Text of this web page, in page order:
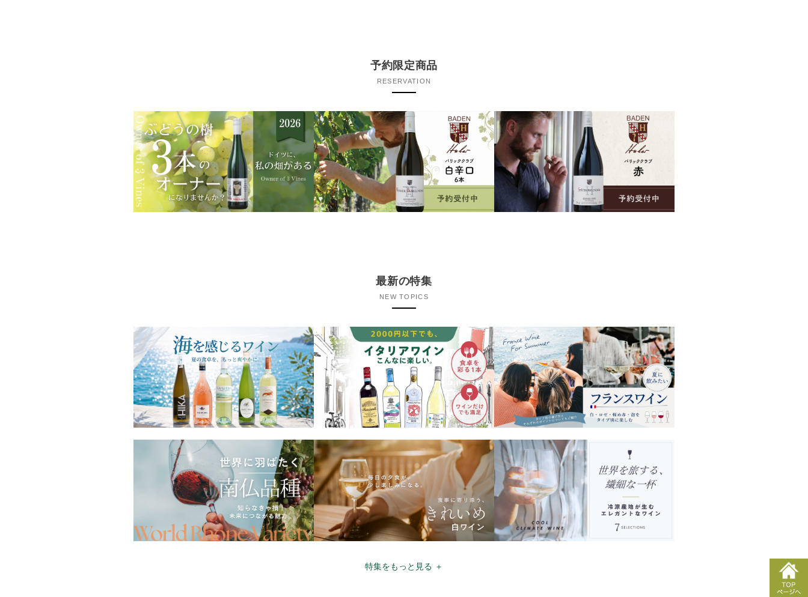
予約限定商品
RESERVATION
最新の特集
NEW TOPICS
特集をもっと見る ＋